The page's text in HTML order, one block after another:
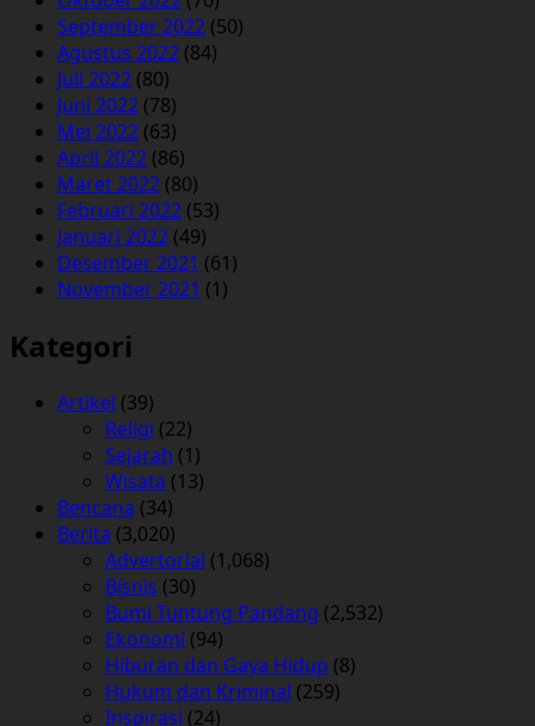
September 2022 (50)
Agustus 2022 (84)
Juli 2022 (80)
Juni 2022 (78)
Mei 2022 (63)
April 2022 (86)
Maret 2022 (80)
Februari 2022 (53)
Januari 2022 (49)
Desember 2021 (61)
November 2021 (1)
Kategori
Artikel (39)
Religi (22)
Sejarah (1)
Wisata (13)
Bencana (34)
Berita (3,020)
Advertorial (1,068)
Bisnis (30)
Bumi Tuntung Pandang (2,532)
Ekonomi (94)
Hiburan dan Gaya Hidup (8)
Hukum dan Kriminal (259)
Inspirasi (24)